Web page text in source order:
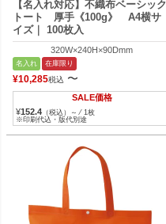
【名入れ対応】不織布ベーシック
トート 厚手《100g》 A4横サ
イズ｜ 100枚入
320W×240H×90Dmm
名入れ 在庫限り
¥10,285税込 〜
SALE価格
¥152.4 （税込）～ ⁄ 1枚
※印刷代込・版代別途